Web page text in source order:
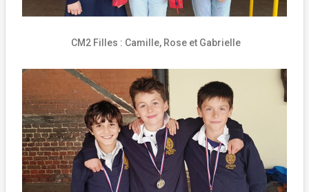
CM2 Filles : Camille, Rose et Gabrielle